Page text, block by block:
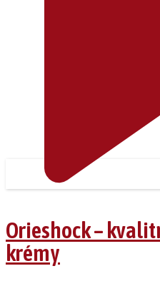
Orieshock –
krémy